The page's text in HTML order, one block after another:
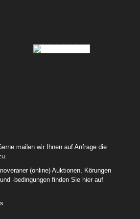
73 Chica Bonita D 01
84 Lord Pezi Junior Chacco Blue
04
mailen wir Ihnen auf Anfrage die
(online) Auktionen, Körungen
-bedingungen finden Sie hier auf